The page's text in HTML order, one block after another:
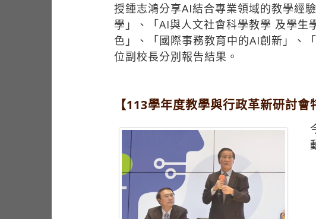
授鍾志鴻分享AI結合專業領域的教學經
學」、「AI與人文社會科學教學 及學生
色」、「國際事務教育中的AI創新」、
位副校長分別報告結果。
【113學年度教學與行政革新研討